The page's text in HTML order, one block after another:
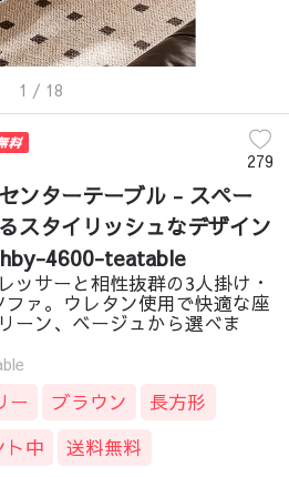
1 / 18
279
ンターテーブル - スペー
スタイリッシュなデザイン
4600-teatable
ッサーと相性抜群の3人掛け・
ァ。ウレタン使用で快適な座
ーン、ベージュから選べま
ー ブラウン
長方形
ト中
送料無料